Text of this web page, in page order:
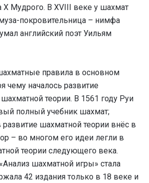
X Мудрого. В XVIII веке у шахмат
покровительница – нимфа
английский поэт Уильям
правила в основном
чему началось развитие
теории. В 1561 году Руи
полный учебник шахмат;
шахматной теории внёс в
– во многом его идеи легли в
теории следующего века.
шахматной игры» стала
42 издания только в 18 веке и